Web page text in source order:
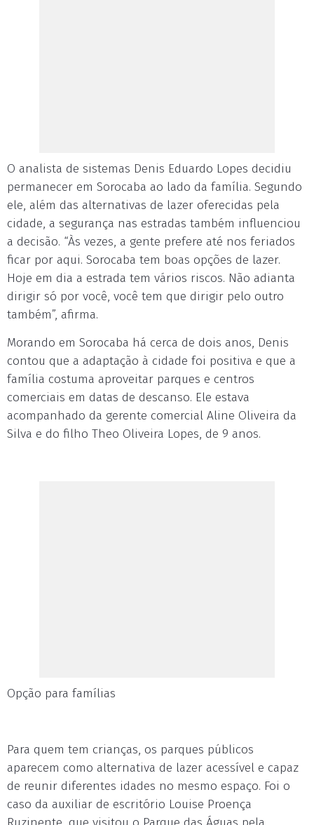
O analista de sistemas Denis Eduardo Lopes decidiu
permanecer em Sorocaba ao lado da família. Segundo
ele, além das alternativas de lazer oferecidas pela
cidade, a segurança nas estradas também influenciou
a decisão. “Às vezes, a gente prefere até nos feriados
ficar por aqui. Sorocaba tem boas opções de lazer.
Hoje em dia a estrada tem vários riscos. Não adianta
dirigir só por você, você tem que dirigir pelo outro
também”, afirma.
Morando em Sorocaba há cerca de dois anos, Denis
contou que a adaptação à cidade foi positiva e que a
família costuma aproveitar parques e centros
comerciais em datas de descanso. Ele estava
acompanhado da gerente comercial Aline Oliveira da
Silva e do filho Theo Oliveira Lopes, de 9 anos.
Opção para famílias
Para quem tem crianças, os parques públicos
aparecem como alternativa de lazer acessível e capaz
de reunir diferentes idades no mesmo espaço. Foi o
caso da auxiliar de escritório Louise Proença